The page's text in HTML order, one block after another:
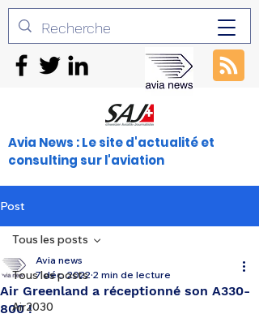
Avia News : Le site d'actualité et
consulting sur l'aviation
Post
Tous les posts
Air2030
Tous les posts
Air Greenland a réceptionné son A330-
800 !
Avia news
7 déc. 2022 2 min de lecture